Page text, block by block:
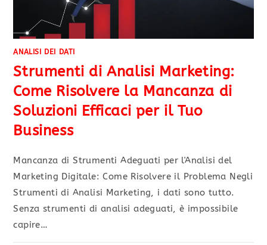
ANALISI DEI DATI
Strumenti di Analisi Marketing:
Come Risolvere la Mancanza di
Soluzioni Efficaci per il Tuo
Business
Mancanza di Strumenti Adeguati per l'Analisi del
Marketing Digitale: Come Risolvere il Problema Negli
Strumenti di Analisi Marketing, i dati sono tutto.
Senza strumenti di analisi adeguati, è impossibile
capire…